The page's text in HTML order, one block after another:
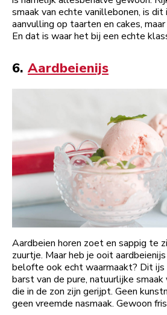
smaak van echte vanillebonen, is
aanvulling op taarten en cakes, maar
En dat is waar het bij een echte
6. Aardbeienijs
Aardbeien horen zoet en sappig te
zuurtje. Maar heb je ooit
belofte ook echt waarmaakt? Dit
barst van de pure, natuurlijke smaak
die in de zon zijn gerijpt. Geen
geen vreemde nasmaak. Gewoon